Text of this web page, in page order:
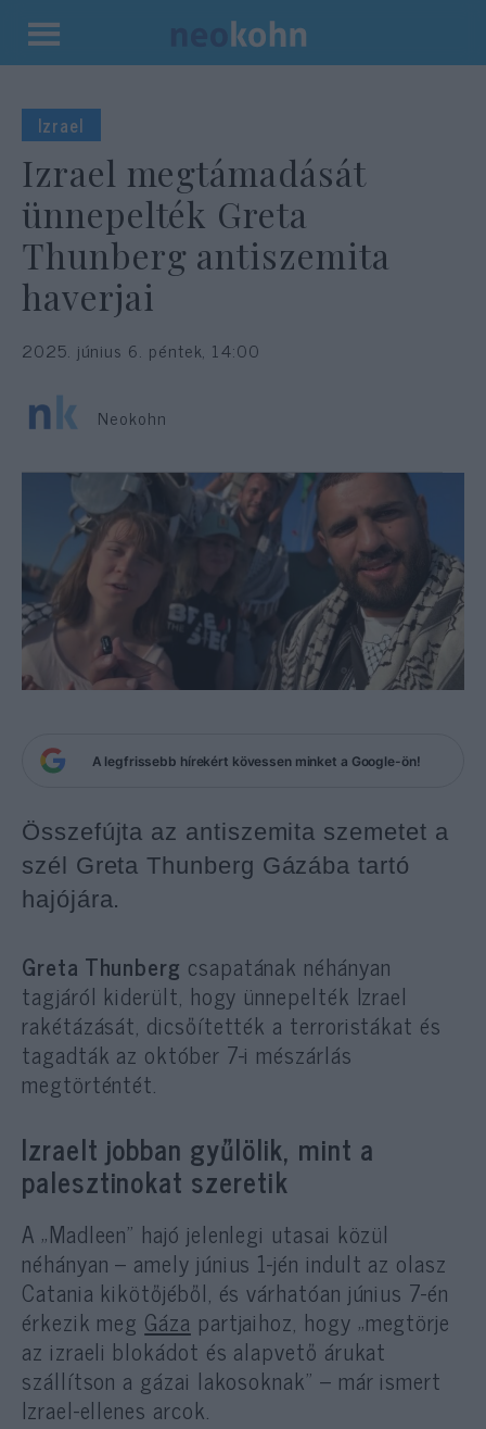
Kilépés
tartalomba
Izrael
Izrael megtámadását
ünnepelték Greta
Thunberg antiszemita
haverjai
2025. június 6. péntek, 14:00
Neokohn
A legfrissebb hírekért kövessen minket a Google-ön!
Összefújta az antiszemita szemetet a
szél Greta Thunberg Gázába tartó
hajójára.
Greta Thunberg csapatának néhányan
tagjáról kiderült, hogy ünnepelték Izrael
rakétázását, dicsőítették a terroristákat és
tagadták az október 7-i mészárlás
megtörténtét.
Izraelt jobban gyűlölik, mint a
palesztinokat szeretik
A „Madleen” hajó jelenlegi utasai közül
néhányan – amely június 1-jén indult az olasz
Catania kikötőjéből, és várhatóan június 7-én
érkezik meg Gáza partjaihoz, hogy „megtörje
az izraeli blokádot és alapvető árukat
szállítson a gázai lakosoknak” – már ismert
Izrael-ellenes arcok.